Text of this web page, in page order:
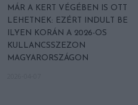
MÁR A KERT VÉGÉBEN IS OTT
LEHETNEK: EZÉRT INDULT BE
ILYEN KORÁN A 2026-OS
KULLANCSSZEZON
MAGYARORSZÁGON